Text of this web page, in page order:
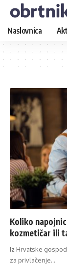
Naslovnica
Koliko
kozmetičar ili
Iz Hrvatske
za privlačenje…